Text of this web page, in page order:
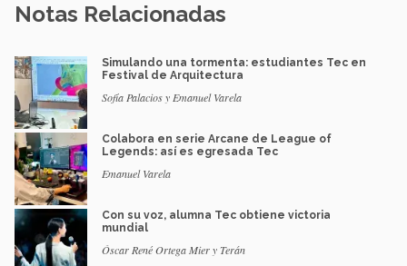
Notas Relacionadas
Simulando una tormenta: estudiantes Tec en
Festival de Arquitectura
Sofía Palacios y Emanuel Varela
Colabora en serie Arcane de League of
Legends: así es egresada Tec
Emanuel Varela
Con su voz, alumna Tec obtiene victoria
mundial
Óscar René Ortega Mier y Terán